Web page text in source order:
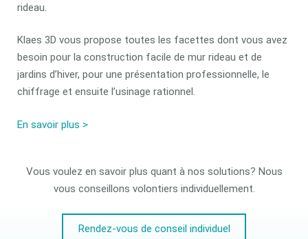
rideau.
Klaes 3D vous propose toutes les facettes dont vous avez
besoin pour la construction facile de mur rideau et de
jardins d’hiver, pour une présentation professionnelle, le
chiffrage et ensuite l’usinage rationnel.
En savoir plus >
Vous voulez en savoir plus quant à nos solutions? Nous
vous conseillons volontiers individuellement.
Rendez-vous de conseil individuel